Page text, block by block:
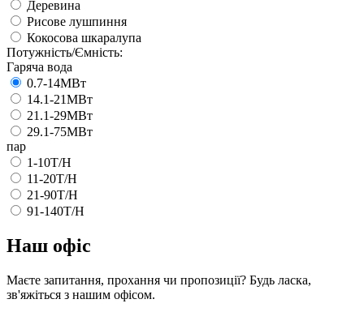
Деревина
Рисове лушпиння
Кокосова шкаралупа
Потужність/Ємність:
Гаряча вода
0.7-14МВт
14.1-21МВт
21.1-29МВт
29.1-75МВт
пар
1-10T/H
11-20T/H
21-90T/H
91-140T/H
Наш офіс
Маєте запитання, прохання чи пропозиції? Будь ласка,
зв'яжіться з нашим офісом.